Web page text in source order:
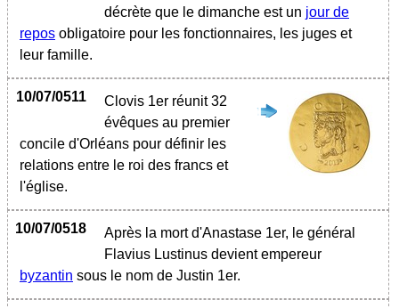
décrète que le dimanche est un jour de
repos obligatoire pour les fonctionnaires, les juges et
leur famille.
10/07/0511
Clovis 1er réunit 32
évêques au premier
concile d'Orléans pour définir les
relations entre le roi des francs et
l'église.
10/07/0518
Après la mort d'Anastase 1er, le général
Flavius Lustinus devient empereur
byzantin sous le nom de Justin 1er.